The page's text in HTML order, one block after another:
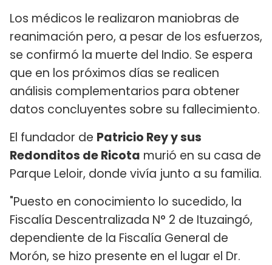
Los médicos le realizaron maniobras de
reanimación pero, a pesar de los esfuerzos,
se confirmó la muerte del Indio. Se espera
que en los próximos días se realicen
análisis complementarios para obtener
datos concluyentes sobre su fallecimiento.
El fundador de Patricio Rey y sus
Redonditos de Ricota murió en su casa de
Parque Leloir, donde vivía junto a su familia.
"Puesto en conocimiento lo sucedido, la
Fiscalía Descentralizada N° 2 de Ituzaingó,
dependiente de la Fiscalía General de
Morón, se hizo presente en el lugar el Dr.